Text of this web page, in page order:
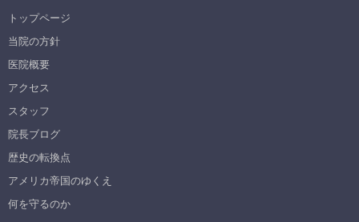
トップページ
当院の方針
医院概要
アクセス
スタッフ
院長ブログ
歴史の転換点
アメリカ帝国のゆくえ
何を守るのか